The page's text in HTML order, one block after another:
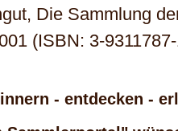
Die Sammlung
(ISBN: 3-
- entdecken -